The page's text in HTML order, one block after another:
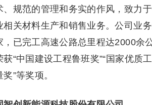
、规范的管理和务实的作风，致力
相关材料生产和销售业务。公司业
，已完工高速公路总里程达2000余
“中国建设工程鲁班奖”“国家优质
”等奖项。